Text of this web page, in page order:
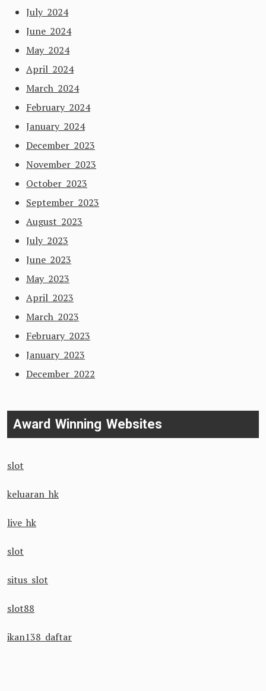
July 2024
June 2024
May 2024
April 2024
March 2024
February 2024
January 2024
December 2023
November 2023
October 2023
September 2023
August 2023
July 2023
June 2023
May 2023
April 2023
March 2023
February 2023
January 2023
December 2022
Award Winning Websites
slot
keluaran hk
live hk
slot
situs slot
slot88
ikan138 daftar